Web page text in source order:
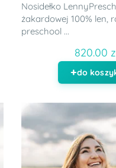
Nosidełko
żakardowej 100% len,
preschool ...
820.00
do